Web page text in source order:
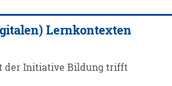
Lernkontexten
der Initiative Bildung trifft